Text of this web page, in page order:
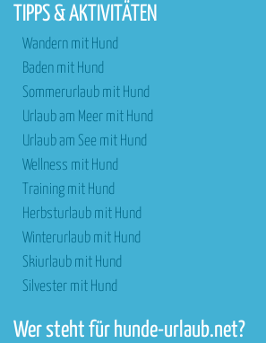
TIPPS & AKTIVITÄTEN
Wandern mit Hund
Baden mit Hund
Sommerurlaub mit Hund
Urlaub am Meer mit Hund
Urlaub am See mit Hund
Wellness mit Hund
Training mit Hund
Herbsturlaub mit Hund
Winterurlaub mit Hund
Skiurlaub mit Hund
Silvester mit Hund
Wer steht für hunde-urlaub.net?